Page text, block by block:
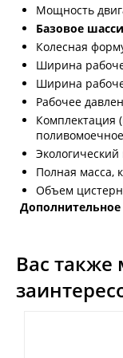
Мощность
Базовое
Колесная
Ширина
Ширина
Рабочее
Комплектация
поливомоечное
Экологический
Полная масса,
Объем
Вас также